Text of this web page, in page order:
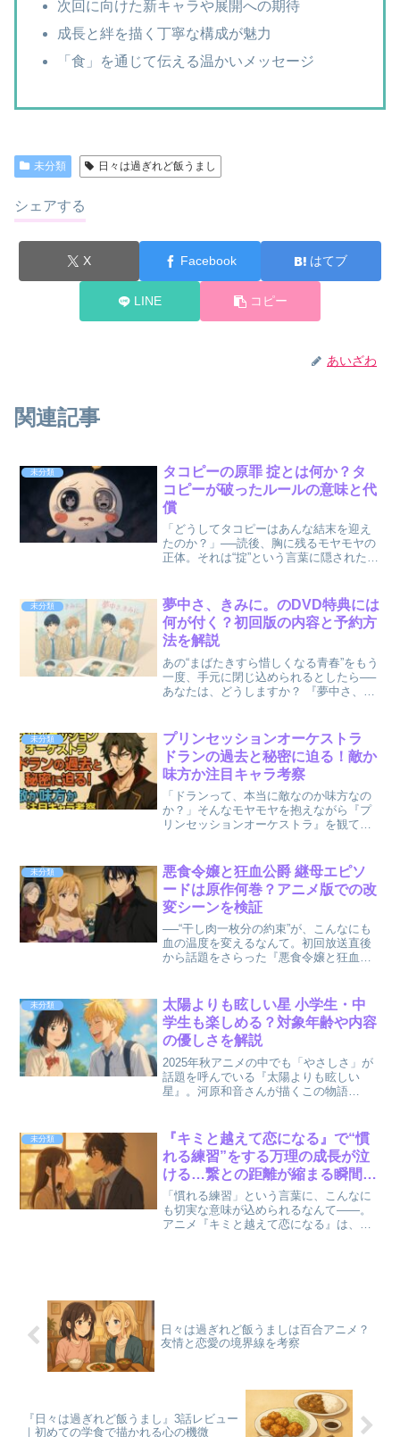
次回に向けた新キャラや展開への期待
成長と絆を描く丁寧な構成が魅力
「食」を通じて伝える温かいメッセージ
未分類 日々は過ぎれど飯うまし
シェアする
X Facebook はてブ
LINE コピー
あいざわ
関連記事
未分類
タコピーの原罪 掟とは何か？タ
コピーが破ったルールの意味と代
償
「どうしてタコピーはあんな結末を迎え
たのか？」──読後、胸に残るモヤモヤの
正体。それは“掟”という言葉に隠された構
ー星の掟」と、タコピーが破ったその“ル
ール”が何を意...
未分類
夢中さ、きみに。のDVD特典には
何が付く？初回版の内容と予約方
法を解説
あの“まばたきすら惜しくなる青春”をもう
一度、手元に閉じ込められるとしたら──
あなたは、どうしますか？ 『夢中さ、き
ジ”として注目を集めています。 この記事
では、初...
未分類
プリンセッションオーケストラ
ドランの過去と秘密に迫る！敵か
味方か注目キャラ考察
「ドランって、本当に敵なのか味方なの
か？」そんなモヤモヤを抱えながら『プ
リンセッションオーケストラ』を観てい
トです。今回はドランのキャラクター性
と背景に徹底的に迫り、...
未分類
悪食令嬢と狂血公爵 継母エピソ
ードは原作何巻？アニメ版での改
変シーンを検証
──“干し肉一枚分の約束”が、こんなにも
血の温度を変えるなんて。初回放送直後
から話題をさらった『悪食令嬢と狂血公
た。 原作ではもっと冷たく、もっと長く
引きずる痛みとして描...
未分類
太陽よりも眩しい星 小学生・中
学生も楽しめる？対象年齢や内容
の優しさを解説
2025年秋アニメの中でも「やさしさ」が
話題を呼んでいる『太陽よりも眩しい
星』。河原和音さんが描くこの物語
が宿っています。 けれども気になるの
が、「この作品って小学...
未分類
『キミと越えて恋になる』で“慣
れる練習”をする万理の成長が泣
ける…繋との距離が縮まる瞬間と
は
「慣れる練習」という言葉に、こんなに
も切実な意味が込められるなんて——。
アニメ『キミと越えて恋になる』は、人
日々は過ぎれど飯うましは百合アニメ？
友情と恋愛の境界線を考察
『日々は過ぎれど飯うまし』3話レビュー
｜初めての学食で描かれる心の機微